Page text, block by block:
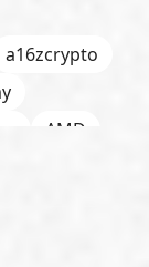
a16zcrypto
AMD